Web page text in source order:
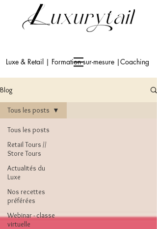
Luxe & Retail | Formation sur-mesure |Coaching
Blog
Tous les posts
Retail Tours //
Store Tours
Actualités du
Luxe
Nos recettes
préférées
Webinar - classe
virtuelle
Tous les posts